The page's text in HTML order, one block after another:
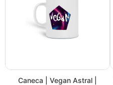
| P&B
R$ 54,90